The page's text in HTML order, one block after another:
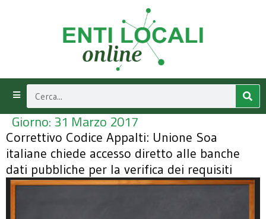
Giorno: 31 Marzo 2017
Correttivo Codice Appalti: Unione Soa
italiane chiede accesso diretto alle banche
dati pubbliche per la verifica dei requisiti